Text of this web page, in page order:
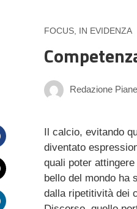
FOCUS, IN EVIDENZA
Redazione
Il calcio, evitando
diventato
quali poter
bello del mondo ha
dalla ripetitività dei